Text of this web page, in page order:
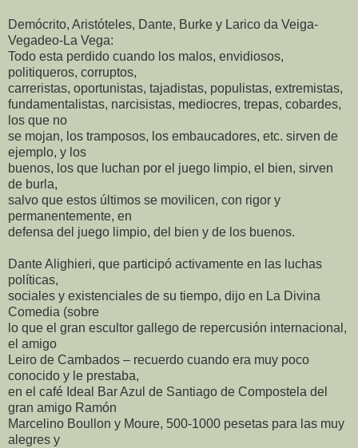
Demócrito, Aristóteles, Dante, Burke y Larico da Veiga-
Vegadeo-La Vega:
Todo esta perdido cuando los malos, envidiosos,
politiqueros, corruptos,
carreristas, oportunistas, tajadistas, populistas, extremistas,
fundamentalistas, narcisistas, mediocres, trepas, cobardes,
los que no
se mojan, los tramposos, los embaucadores, etc. sirven de
ejemplo, y los
buenos, los que luchan por el juego limpio, el bien, sirven
de burla,
salvo que estos últimos se movilicen, con rigor y
permanentemente, en
defensa del juego limpio, del bien y de los buenos.
Dante Alighieri, que participó activamente en las luchas
políticas,
sociales y existenciales de su tiempo, dijo en La Divina
Comedia (sobre
lo que el gran escultor gallego de repercusión internacional,
el amigo
Leiro de Cambados – recuerdo cuando era muy poco
conocido y le prestaba,
en el café Ideal Bar Azul de Santiago de Compostela del
gran amigo Ramón
Marcelino Boullon y Moure, 500-1000 pesetas para las muy
alegres y